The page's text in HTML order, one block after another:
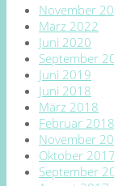
November
März 2022
Juni 2020
September
Juni 2019
Juni 2018
März 2018
Februar 2018
November
Oktober 2017
September